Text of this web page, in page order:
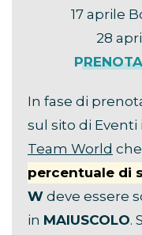
17 aprile
28
In fase di
sul sito di Eventi
Team World
percentuale di
W deve essere
in MAIUSCOLO.